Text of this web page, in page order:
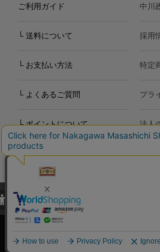
ご利用ガイド
└ 送料について
└ お支払い方法
└ よくあるご質問
└ ポイントについて
お問い合わせ
中川
採用
特定
プラ
法人
お問
Copyright©2000-2026
Nakagawa Masashichi Shoten All Rights Reserved.
当サイトでは、当サイト内における閲覧
び利便性向上のためにクッキー（Cookie
関しては「プライバシーポリシー
承諾する